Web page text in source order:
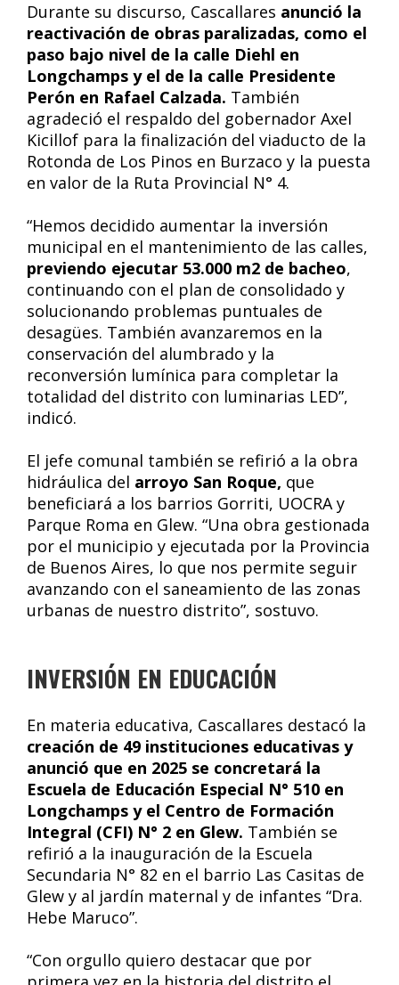
Durante su discurso, Cascallares anunció la
reactivación de obras paralizadas, como el
paso bajo nivel de la calle Diehl en
Longchamps y el de la calle Presidente
Perón en Rafael Calzada. También
agradeció el respaldo del gobernador Axel
Kicillof para la finalización del viaducto de la
Rotonda de Los Pinos en Burzaco y la puesta
en valor de la Ruta Provincial N° 4.
“Hemos decidido aumentar la inversión
municipal en el mantenimiento de las calles,
previendo ejecutar 53.000 m2 de bacheo,
continuando con el plan de consolidado y
solucionando problemas puntuales de
desagües. También avanzaremos en la
conservación del alumbrado y la
reconversión lumínica para completar la
totalidad del distrito con luminarias LED”,
indicó.
El jefe comunal también se refirió a la obra
hidráulica del arroyo San Roque, que
beneficiará a los barrios Gorriti, UOCRA y
Parque Roma en Glew. “Una obra gestionada
por el municipio y ejecutada por la Provincia
de Buenos Aires, lo que nos permite seguir
avanzando con el saneamiento de las zonas
urbanas de nuestro distrito”, sostuvo.
INVERSIÓN EN EDUCACIÓN
En materia educativa, Cascallares destacó la
creación de 49 instituciones educativas y
anunció que en 2025 se concretará la
Escuela de Educación Especial N° 510 en
Longchamps y el Centro de Formación
Integral (CFI) N° 2 en Glew. También se
refirió a la inauguración de la Escuela
Secundaria N° 82 en el barrio Las Casitas de
Glew y al jardín maternal y de infantes “Dra.
Hebe Maruco”.
“Con orgullo quiero destacar que por